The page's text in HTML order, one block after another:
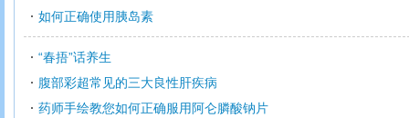
如何正确使用胰岛素
“春捂”话养生
腹部彩超常见的三大良性肝疾病
药师手绘教您如何正确服用阿仑膦酸钠片